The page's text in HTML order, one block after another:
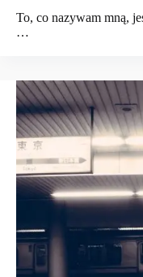
To, co nazywam mną,
…